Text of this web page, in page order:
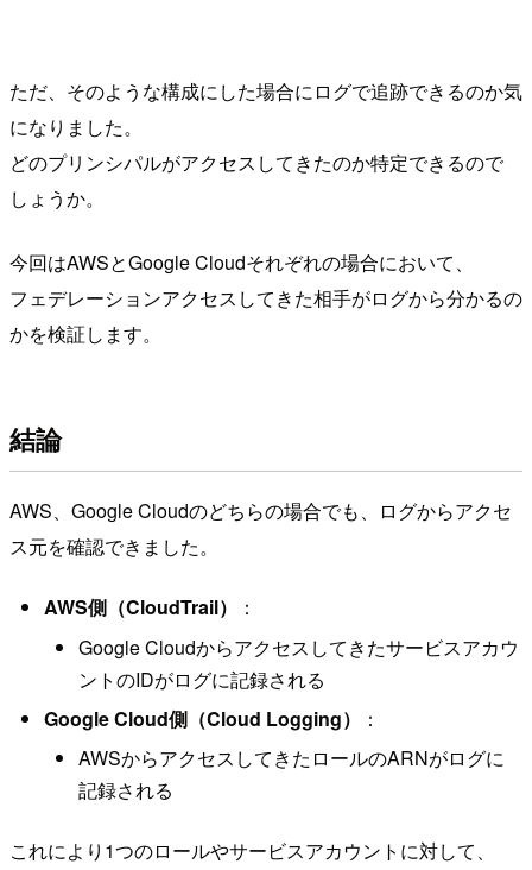
ただ、そのような構成にした場合にログで追跡できるのか気
になりました。
どのプリンシパルがアクセスしてきたのか特定できるので
しょうか。
今回はAWSとGoogle Cloudそれぞれの場合において、
フェデレーションアクセスしてきた相手がログから分かるの
かを検証します。
結論
AWS、Google Cloudのどちらの場合でも、ログからアクセ
ス元を確認できました。
AWS側（CloudTrail）
：
Google Cloudからアクセスしてきたサービスアカウ
ントのIDがログに記録される
Google Cloud側（Cloud Logging）
：
AWSからアクセスしてきたロールのARNがログに
記録される
これにより1つのロールやサービスアカウントに対して、